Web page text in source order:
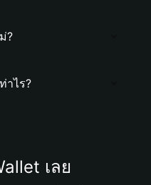
?
าไร?
เลย